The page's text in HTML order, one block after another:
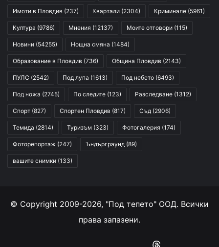
Имоти в Пловдив (237) Квартали (2304) Криминале (5961)
Култура (9786) Мнения (12137) Моите отговори (115)
Новини (54255) Нощна смяна (1484)
Образование в Пловдив (736) Община Пловдив (2143)
ПУЛС (2542) Под лупа (1613) Под небето (6493)
Под ножа (2745) По следите (123) Разследване (1312)
Спорт (827) Спортен Пловдив (817) Съд (2906)
Темида (2814) Туризъм (323) Фотогалерия (174)
Фоторепортаж (247) Ъндърграунд (89)
вашите снимки (133)
© Copyright 2009-2026, "Под тепето" ООД. Всички
права запазени.
Instagram
RSS